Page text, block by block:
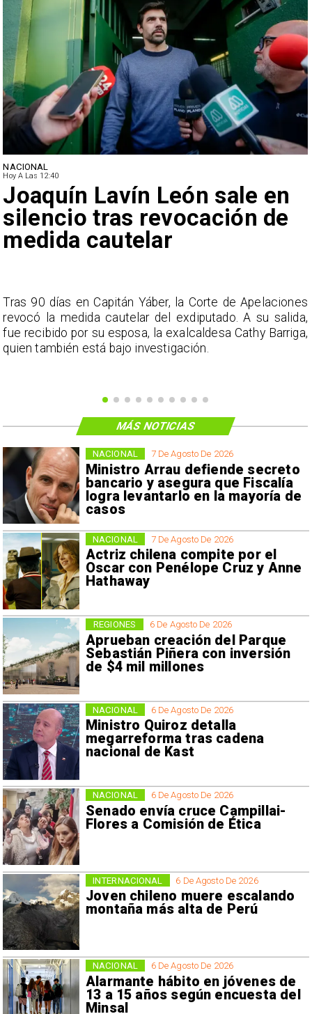
NACIONAL
Hoy A Las 12:40
Joaquín Lavín León sale en
silencio tras revocación de
medida cautelar
Tras 90 días en Capitán Yáber, la Corte de Apelaciones
revocó la medida cautelar del exdiputado. A su salida,
fue recibido por su esposa, la exalcaldesa Cathy Barriga,
quien también está bajo investigación.
7 De Agosto De 2026
Ministro Arrau defiende secreto
bancario y asegura que Fiscalía
logra levantarlo en la mayoría de
casos
NACIONAL
7 De Agosto De 2026
Actriz chilena compite por el
Oscar con Penélope Cruz y Anne
Hathaway
NACIONAL
6 De Agosto De 2026
Aprueban creación del Parque
Sebastián Piñera con inversión
de $4 mil millones
REGIONES
6 De Agosto De 2026
Ministro Quiroz detalla
megarreforma tras cadena
nacional de Kast
NACIONAL
6 De Agosto De 2026
Senado envía cruce Campillai-
Flores a Comisión de Ética
NACIONAL
6 De Agosto De 2026
Joven chileno muere escalando
montaña más alta de Perú
INTERNACIONAL
6 De Agosto De 2026
Alarmante hábito en jóvenes de
13 a 15 años según encuesta del
Minsal
NACIONAL
MÁS NOTICIAS